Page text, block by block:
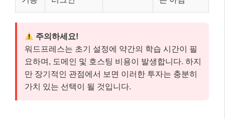
주의하세요!
워드프레스는 초기 설정에 약간의 학습 시간이 필
요하며, 도메인 및 호스팅 비용이 발생합니다. 하지
만 장기적인 관점에서 보면 이러한 투자는 충분히
가치 있는 선택이 될 것입니다.